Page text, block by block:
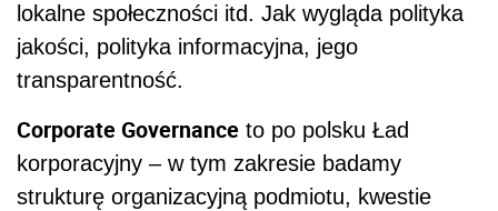
lokalne społeczności itd. Jak wygląda polityka
jakości, polityka informacyjna, jego
transparentność.
Corporate Governance to po polsku Ład
korporacyjny – w tym zakresie badamy
strukturę organizacyjną podmiotu, kwestie